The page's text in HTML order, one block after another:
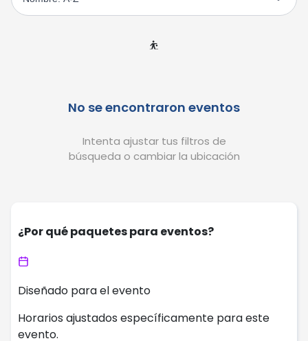
⛹️
No se encontraron eventos
Intenta ajustar tus filtros de
búsqueda o cambiar la ubicación
¿Por qué paquetes para eventos?
Diseñado para el evento
Horarios ajustados específicamente para este
evento.